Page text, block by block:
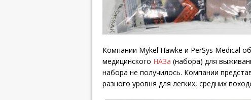
Компании Mykel Hawke и PerSys Medical
медицинского НАЗа (набора) для
набора не получилось. Компании
разного уровня для легких, средних